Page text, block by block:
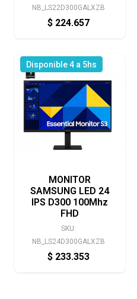
NB_LS22D300GALXZB
$ 224.657
Disponible 4 a 5hs
MONITOR
SAMSUNG LED 24
IPS D300 100Mhz
FHD
SKU:
NB_LS24D300GALXZB
$ 233.353